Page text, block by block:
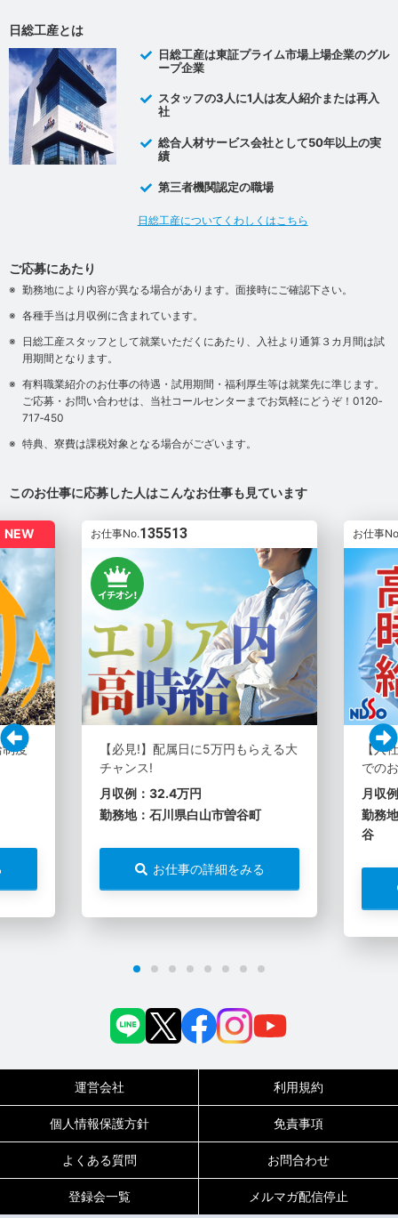
日総工産とは
日総工産は東証プライム市場上場企業のグル
ープ企業
スタッフの3人に1人は友人紹介または再入
社
総合人材サービス会社として50年以上の実
績
第三者機関認定の職場
日総工産についてくわしくはこちら
ご応募にあたり
勤務地により内容が異なる場合があります。面接時にご確認下さい。
各種手当は月収例に含まれています。
日総工産スタッフとして就業いただくにあたり、入社より通算３カ月間は試
用期間となります。
有料職業紹介のお仕事の待遇・試用期間・福利厚生等は就業先に準じます。
ご応募・お問い合わせは、当社コールセンターまでお気軽にどうぞ！0120‐
717‐450
特典、寮費は課税対象となる場合がございます。
このお仕事に応募した人はこんなお仕事も見ています
NEW
度
お仕事No.135513
【必見!】配属日に5万円もらえる大
チャンス!
月収例：32.4万円
勤務地：石川県白山市曽谷町
お仕事の詳細をみる
お仕事
【入
での
月収
勤務
谷
運営会社 利用規約
個人情報保護方針 免責事項
よくある質問 お問合わせ
登録会一覧 メルマガ配信停止